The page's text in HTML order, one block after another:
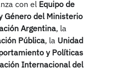
con el Equipo de
Género del Ministerio
Argentina, la
Pública, la Unidad
y Políticas
Internacional del